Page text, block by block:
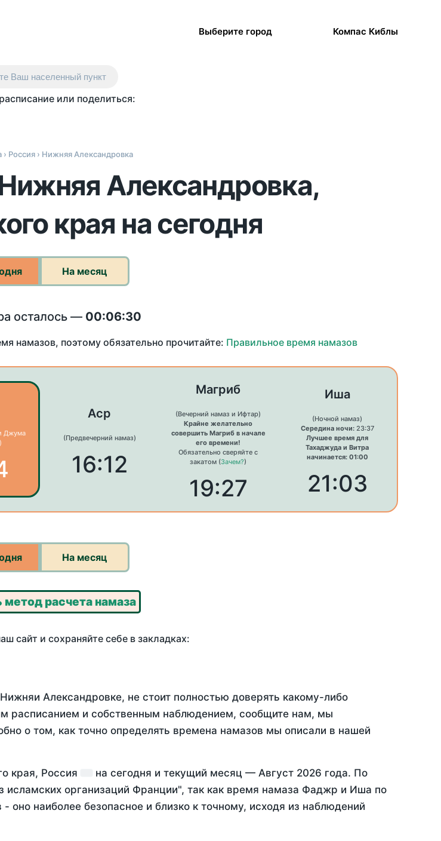
Выберите город Компас Киблы
Ваш населенный пункт
или поделиться:
› Россия› Нижняя Александровка
Александровка,
края на сегодня
На месяц
осталось — 00:06:30
намазов, поэтому обязательно прочитайте: Правильное время намазов
Джума
Аср
(Предвечерний намаз)
16:12
Магриб
(Вечерний намаз и Ифтар)
Крайне желательно
совершить Магриб в начале
его времени!
Обязательно сверяйте с
закатом (Зачем?)
19:27
Иша
(Ночной намаз)
Середина ночи:23:37
Лучшее время для
Тахаджуда и Витра
начинается: 01:00
21:03
На месяц
расчета намаза
сайт и сохраняйте себе в закладках:
Александровке, не стоит полностью доверять какому-либо
расписанием и собственным наблюдением, сообщите нам, мы
о том, как точно определять времена намазов мы описали в нашей
края, Россия на сегодня и текущий месяц — Август 2026 года. По
организаций Франции", так как время намаза Фаджр и Иша по
оно наиболее безопасное и близко к точному, исходя из наблюдений